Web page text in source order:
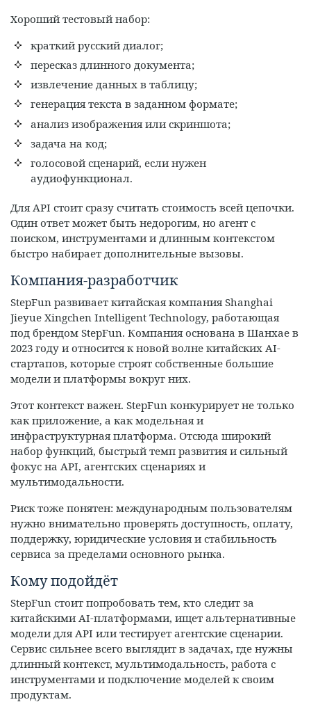
Хороший тестовый набор:
краткий русский диалог;
пересказ длинного документа;
извлечение данных в таблицу;
генерация текста в заданном формате;
анализ изображения или скриншота;
задача на код;
голосовой сценарий, если нужен
аудиофункционал.
Для API стоит сразу считать стоимость всей цепочки.
Один ответ может быть недорогим, но агент с
поиском, инструментами и длинным контекстом
быстро набирает дополнительные вызовы.
Компания-разработчик
StepFun развивает китайская компания Shanghai
Jieyue Xingchen Intelligent Technology, работающая
под брендом StepFun. Компания основана в Шанхае в
2023 году и относится к новой волне китайских AI-
стартапов, которые строят собственные большие
модели и платформы вокруг них.
Этот контекст важен. StepFun конкурирует не только
как приложение, а как модельная и
инфраструктурная платформа. Отсюда широкий
набор функций, быстрый темп развития и сильный
фокус на API, агентских сценариях и
мультимодальности.
Риск тоже понятен: международным пользователям
нужно внимательно проверять доступность, оплату,
поддержку, юридические условия и стабильность
сервиса за пределами основного рынка.
Кому подойдёт
StepFun стоит попробовать тем, кто следит за
китайскими AI-платформами, ищет альтернативные
модели для API или тестирует агентские сценарии.
Сервис сильнее всего выглядит в задачах, где нужны
длинный контекст, мультимодальность, работа с
инструментами и подключение моделей к своим
продуктам.